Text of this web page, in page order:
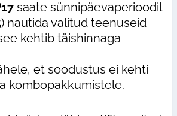
saate sünnipäevaperioodil
nautida valitud teenuseid
kehtib täishinnaga
et soodustus ei kehti
kombopakkumistele.